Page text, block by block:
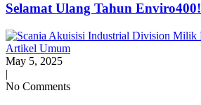
Selamat Ulang Tahun Enviro400!
Artikel Umum
May 5, 2025
|
No Comments